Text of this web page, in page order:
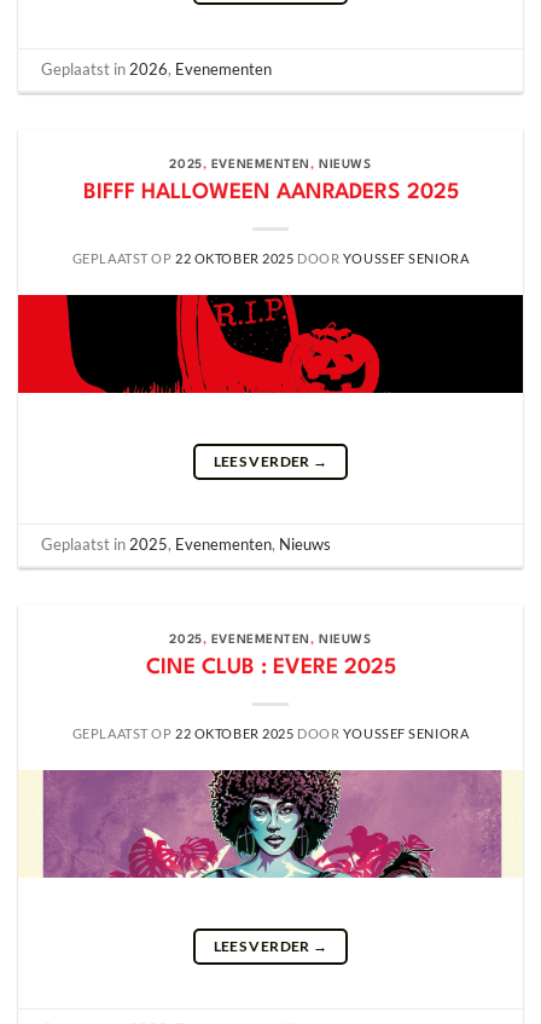
Geplaatst in2026, Evenementen
2025 , EVENEMENTEN , NIEUWS
BIFFF HALLOWEEN AANRADERS 2025
GEPLAATST OP 22 OKTOBER 2025 DOOR YOUSSEF SENIORA
LEES VERDER →
Geplaatst in2025, Evenementen, Nieuws
2025, EVENEMENTEN, NIEUWS
CINE CLUB : EVERE 2025
GEPLAATST OP 22 OKTOBER 2025 DOOR YOUSSEF SENIORA
LEES VERDER →